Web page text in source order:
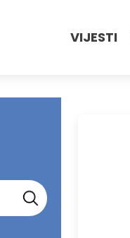
VIJESTI